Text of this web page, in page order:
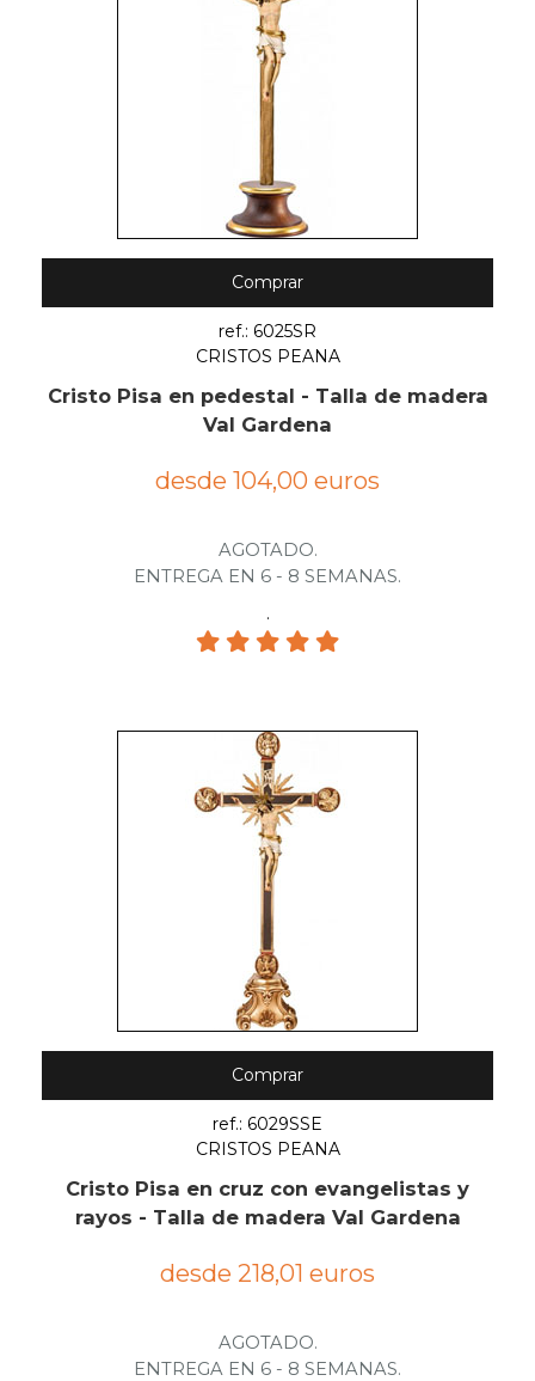
Comprar
ref.: 6025SR
CRISTOS PEANA
Cristo Pisa en pedestal - Talla de madera
Val Gardena
desde 104,00 euros
AGOTADO.
ENTREGA EN 6 - 8 SEMANAS.
.
Comprar
ref.: 6029SSE
CRISTOS PEANA
Cristo Pisa en cruz con evangelistas y
rayos - Talla de madera Val Gardena
desde 218,01 euros
AGOTADO.
ENTREGA EN 6 - 8 SEMANAS.